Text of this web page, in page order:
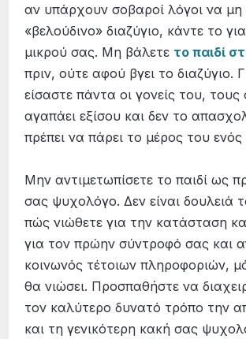
αν υπάρχουν σοβαροί λόγοι να μη
«βελούδινο» διαζύγιο, κάντε το
μικρού σας. Μη βάλετε το παιδί
πριν, ούτε αφού βγει το διαζύγιο.
είσαστε πάντα οι γονείς του, τους
αγαπάει εξίσου και δεν το
πρέπει να πάρει το μέρος του
Μην αντιμετωπίσετε το παιδί ως
σας ψυχολόγο. Δεν είναι δουλειά
πώς νιώθετε για την κατάσταση
για τον πρώην σύντροφό σας και
κοινωνός τέτοιων πληροφοριών,
θα νιώσει. Προσπαθήστε να
τον καλύτερο δυνατό τρόπο την
και τη γενικότερη κακή σας